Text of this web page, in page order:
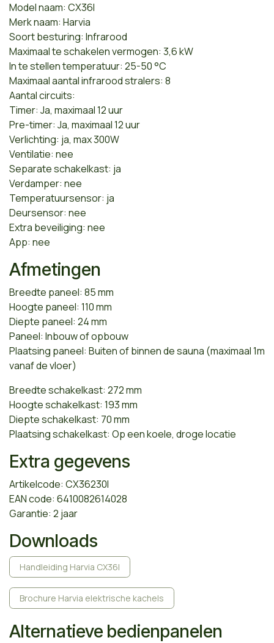
Model naam: CX36I
Merk naam: Harvia
Soort besturing: Infrarood
Maximaal te schakelen vermogen: 3,6 kW
In te stellen temperatuur: 25-50 °C
Maximaal aantal infrarood stralers: 8
Aantal circuits:
Timer: Ja, maximaal 12 uur
Pre-timer: Ja, maximaal 12 uur
Verlichting: ja, max 300W
Ventilatie: nee
Separate schakelkast: ja
Verdamper: nee
Temperatuursensor: ja
Deursensor: nee
Extra beveiliging: nee
App: nee
Afmetingen
Breedte paneel: 85 mm
Hoogte paneel: 110 mm
Diepte paneel: 24 mm
Paneel: Inbouw of opbouw
Plaatsing paneel: Buiten of binnen de sauna (maximaal 1m
vanaf de vloer)
Breedte schakelkast: 272 mm
Hoogte schakelkast: 193 mm
Diepte schakelkast: 70 mm
Plaatsing schakelkast: Op een koele, droge locatie
Extra gegevens
Artikelcode: CX36230I
EAN code: 6410082614028
Garantie: 2 jaar
Downloads
Handleiding Harvia CX36I
Brochure Harvia elektrische kachels
Alternatieve bedienpanelen